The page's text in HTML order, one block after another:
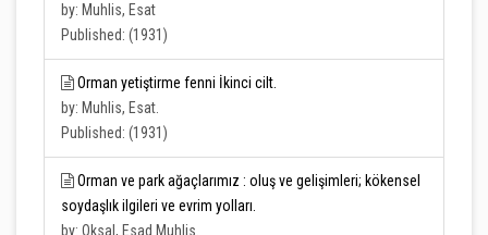
by: Muhlis, Esat
Published: (1931)
Orman yetiştirme fenni İkinci cilt.
by: Muhlis, Esat.
Published: (1931)
Orman ve park ağaçlarımız : oluş ve gelişimleri; kökensel
soydaşlık ilgileri ve evrim yolları.
by: Oksal, Esad Muhlis.